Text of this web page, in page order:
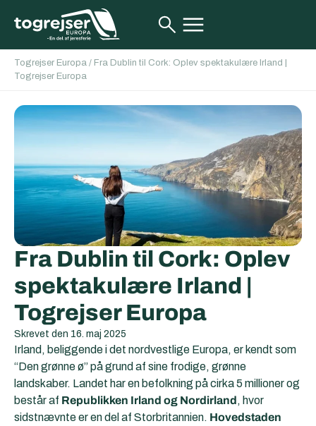
Togrejser Europa / Fra Dublin til Cork: Oplev spektakulære Irland |
Togrejser Europa
Fra Dublin til Cork: Oplev
spektakulære Irland |
Togrejser Europa
Skrevet den 16. maj 2025
Irland, beliggende i det nordvestlige Europa, er kendt som
“Den grønne ø” på grund af sine frodige, grønne
landskaber. Landet har en befolkning på cirka 5 millioner og
består af Republikken Irland og Nordirland, hvor
sidstnævnte er en del af Storbritannien. Hovedstaden